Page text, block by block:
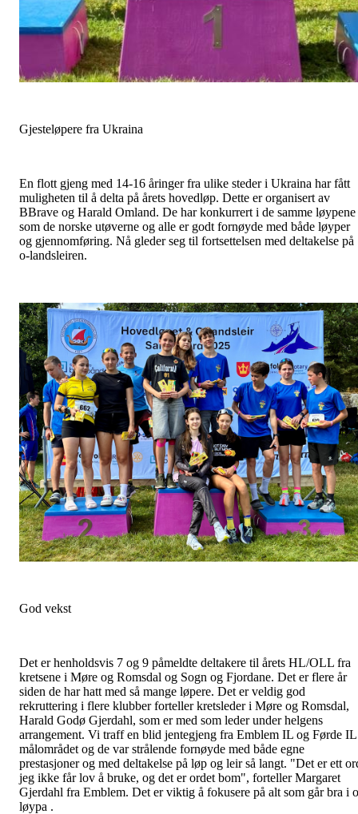
Gjesteløpere fra Ukraina
En flott gjeng med 14-16 åringer fra ulike steder i Ukraina har fått
muligheten til å delta på årets hovedløp. Dette er organisert av
BBrave og Harald Omland. De har konkurrert i de samme løypene
som de norske utøverne og alle er godt fornøyde med både løyper
og gjennomføring. Nå gleder seg til fortsettelsen med deltakelse på
o-landsleiren.
God vekst
Det er henholdsvis 7 og 9 påmeldte deltakere til årets HL/OLL fra
kretsene i Møre og Romsdal og Sogn og Fjordane. Det er flere år
siden de har hatt med så mange løpere. Det er veldig god
rekruttering i flere klubber forteller kretsleder i Møre og Romsdal,
Harald Godø Gjerdahl, som er med som leder under helgens
arrangement. Vi traff en blid jentegjeng fra Emblem IL og Førde
målområdet og de var strålende fornøyde med både egne
prestasjoner og med deltakelse på løp og leir så langt. "Det er ett
jeg ikke får lov å bruke, og det er ordet bom", forteller Margaret
Gjerdahl fra Emblem. Det er viktig å fokusere på alt som går bra i
løypa .